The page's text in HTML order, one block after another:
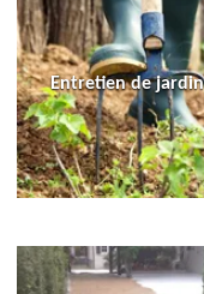
Entretien de